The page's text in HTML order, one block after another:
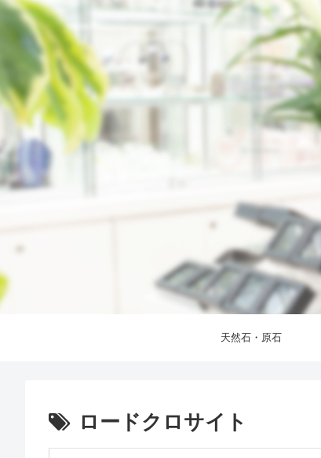
天然石・原石
ロードクロサイト